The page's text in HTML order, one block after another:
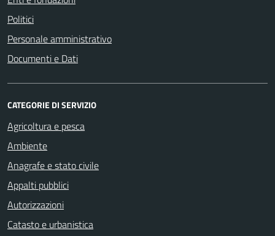
Politici
Personale amministrativo
Documenti e Dati
CATEGORIE DI SERVIZIO
Agricoltura e pesca
Ambiente
Anagrafe e stato civile
Appalti pubblici
Autorizzazioni
Catasto e urbanistica